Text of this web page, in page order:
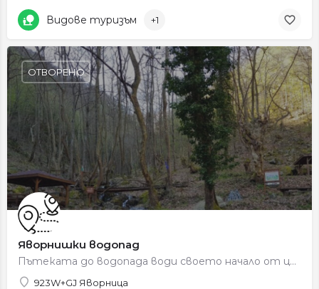
Видове туризъм +1
Яворнишки водопад
Пътеката до водопада води своето начало от центъра на село Яворница, което е на двадесетина километра от гр.…
923W+GJ Яворница
ОТВОРЕНО